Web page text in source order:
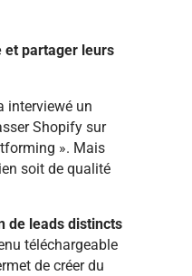
et partager leurs
interviewé un
Shopify sur
». Mais
soit de qualité
de leads distincts
téléchargeable
de créer du